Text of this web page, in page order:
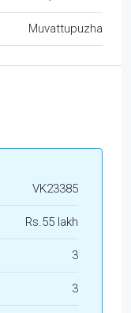
Muvattupuzha
VK23385
Rs.55 lakh
3
3